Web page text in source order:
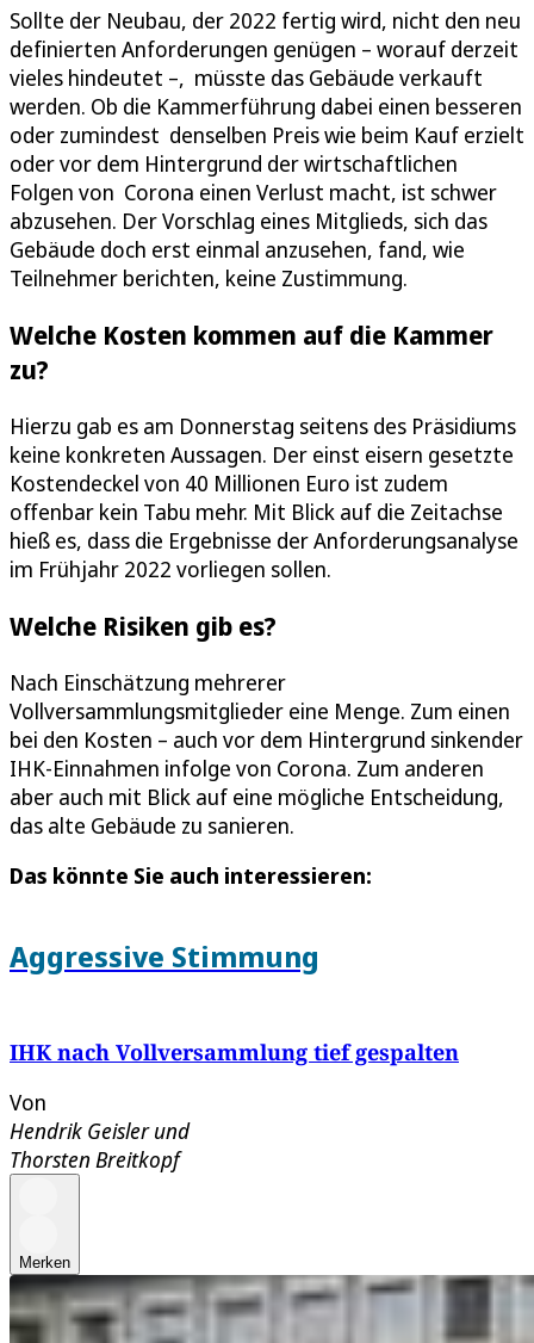
Sollte der Neubau, der 2022 fertig wird, nicht den neu
definierten Anforderungen genügen – worauf derzeit
vieles hindeutet –, müsste das Gebäude verkauft
werden. Ob die Kammerführung dabei einen besseren
oder zumindest denselben Preis wie beim Kauf erzielt
oder vor dem Hintergrund der wirtschaftlichen
Folgen von Corona einen Verlust macht, ist schwer
abzusehen. Der Vorschlag eines Mitglieds, sich das
Gebäude doch erst einmal anzusehen, fand, wie
Teilnehmer berichten, keine Zustimmung.
Welche Kosten kommen auf die Kammer
zu?
Hierzu gab es am Donnerstag seitens des Präsidiums
keine konkreten Aussagen. Der einst eisern gesetzte
Kostendeckel von 40 Millionen Euro ist zudem
offenbar kein Tabu mehr. Mit Blick auf die Zeitachse
hieß es, dass die Ergebnisse der Anforderungsanalyse
im Frühjahr 2022 vorliegen sollen.
Welche Risiken gib es?
Nach Einschätzung mehrerer
Vollversammlungsmitglieder eine Menge. Zum einen
bei den Kosten – auch vor dem Hintergrund sinkender
IHK-Einnahmen infolge von Corona. Zum anderen
aber auch mit Blick auf eine mögliche Entscheidung,
das alte Gebäude zu sanieren.
Das könnte Sie auch interessieren:
Aggressive Stimmung
IHK nach Vollversammlung tief gespalten
Von
Hendrik Geislerund
Thorsten Breitkopf
Merken